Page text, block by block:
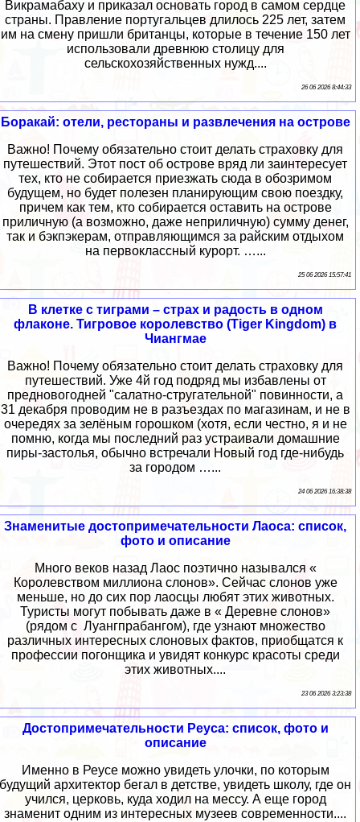
Викрамабаху и приказал основать город в самом сердце
страны. Правление португальцев длилось 225 лет, затем
им на смену пришли британцы, которые в течение 150 лет
использовали древнюю столицу для
сельскохозяйственных нужд....
26 06 2026 8:44:33
Боракай: отели, рестораны и развлечения на острове
Важно! Почему обязательно стоит делать страховку для
путешествий. Этот пост об острове вряд ли заинтересует
тех, кто не собирается приезжать сюда в обозримом
будущем, но будет полезен планирующим свою поездку,
причем как тем, кто собирается оставить на острове
приличную (а возможно, даже неприличную) сумму денег,
так и бэкпэкерам, отправляющимся за райским отдыхом
на первоклассный курорт. …...
25 06 2026 15:57:41
В клетке с тиграми – страх и радость в одном
флаконе. Тигровое королевство (Tiger Kingdom) в
Чиангмае
Важно! Почему обязательно стоит делать страховку для
путешествий. Уже 4й год подряд мы избавлены от
предновогодней "салатно-стругательной" повинности, а
31 декабря проводим не в разъездах по магазинам, и не в
очередях за зелёным горошком (хотя, если честно, я и не
помню, когда мы последний раз устраивали домашние
пиры-застолья, обычно встречали Новый год где-нибудь
за городом …...
24 06 2026 16:38:38
Знаменитые достопримечательности Лаоса: список,
фото и описание
Много веков назад Лаос поэтично назывался «
Королевством миллиона слонов». Сейчас слонов уже
меньше, но до сих пор лаосцы любят этих животных.
Туристы могут побывать даже в « Деревне слонов»
(рядом с Луангпрабангом), где узнают множество
различных интересных слоновых фактов, приобщатся к
профессии погонщика и увидят конкурс красоты среди
этих животных....
23 06 2026 3:23:38
Достопримечательности Реуса: список, фото и
описание
Именно в Реусе можно увидеть улочки, по которым
будущий архитектор бегал в детстве, увидеть школу, где он
учился, церковь, куда ходил на мессу. А еще город
знаменит одним из интересных музеев современности....